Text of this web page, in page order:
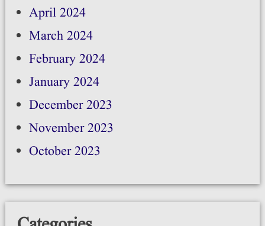
April 2024
March 2024
February 2024
January 2024
December 2023
November 2023
October 2023